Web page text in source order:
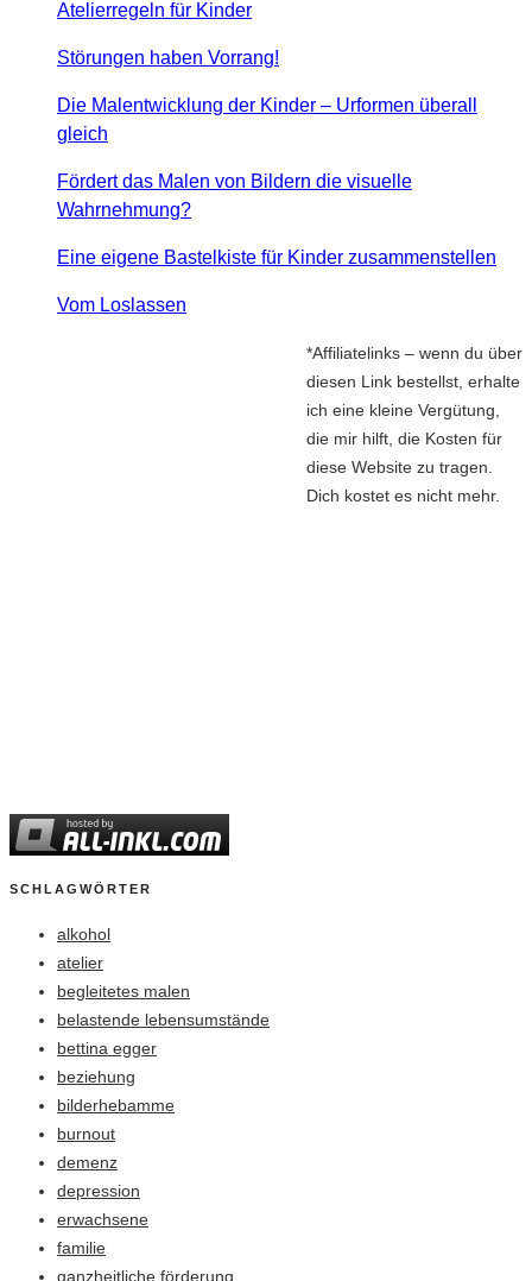
Atelierregeln für Kinder
Störungen haben Vorrang!
Die Malentwicklung der Kinder – Urformen überall
gleich
Fördert das Malen von Bildern die visuelle
Wahrnehmung?
Eine eigene Bastelkiste für Kinder zusammenstellen
Vom Loslassen
*Affiliatelinks – wenn du über
diesen Link bestellst, erhalte
ich eine kleine Vergütung,
die mir hilft, die Kosten für
diese Website zu tragen.
Dich kostet es nicht mehr.
SCHLAGWÖRTER
alkohol
atelier
begleitetes malen
belastende lebensumstände
bettina egger
beziehung
bilderhebamme
burnout
demenz
depression
erwachsene
familie
ganzheitliche förderung